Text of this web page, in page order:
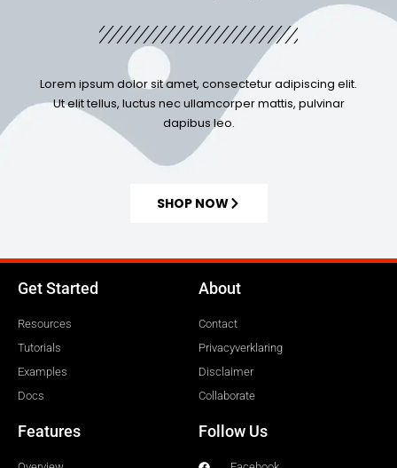
Lorem ipsum dolor sit amet, consectetur adipiscing elit.
Ut elit tellus, luctus nec ullamcorper mattis, pulvinar
dapibus leo.
SHOP NOW
Get Started
Resources
Tutorials
Examples
Docs
About
Contact
Privacyverklaring
Disclaimer
Collaborate
Features Follow Us